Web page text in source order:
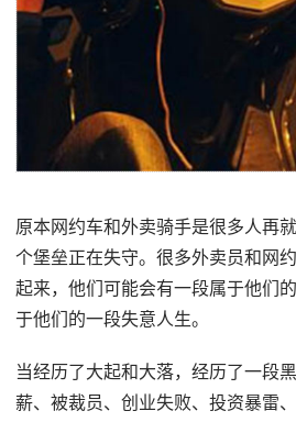
原本网约车和外卖骑手是很多人再
个堡垒正在失守。很多外卖员和网
起来，他们可能会有一段属于他们
于他们的一段失意人生。
当经历了大起和大落，经历了一段
薪、被裁员、创业失败、投资暴雷